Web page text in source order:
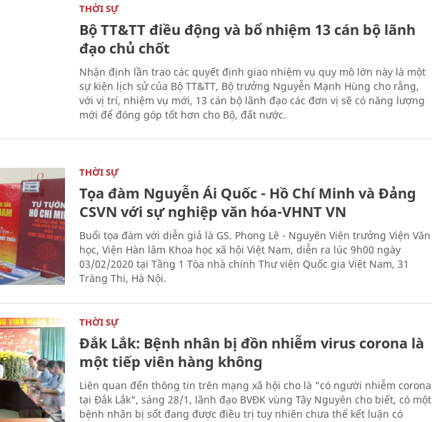
THỜI SỰ
Bộ TT&TT điều động và bổ nhiệm 13 cán bộ lãnh
đạo chủ chốt
Nhận định lần trao các quyết định giao nhiệm vụ quy mô lớn này là một
sự kiện lịch sử của Bộ TT&TT, Bộ trưởng Nguyễn Mạnh Hùng cho rằng,
với vị trí, nhiệm vụ mới, 13 cán bộ lãnh đạo các đơn vị sẽ có năng lượng
mới để đóng góp tốt hơn cho Bộ, đất nước.
THỜI SỰ
Tọa đàm Nguyễn Ái Quốc - Hồ Chí Minh và Đảng
CSVN với sự nghiệp văn hóa-VHNT VN
Buổi tọa đàm với diễn giả là GS. Phong Lê - Nguyên Viện trưởng Viện Văn
học, Viện Hàn lâm Khoa học xã hội Việt Nam, diễn ra lúc 9h00 ngày
03/02/2020 tại Tầng 1 Tòa nhà chính Thư viện Quốc gia Việt Nam, 31
Tràng Thi, Hà Nội.
THỜI SỰ
Đắk Lắk: Bệnh nhân bị đồn nhiễm virus corona là
một tiếp viên hàng không
Liên quan đến thông tin trên mạng xã hội cho là "có người nhiễm corona
tại Đắk Lắk", sáng 28/1, lãnh đạo BVĐK vùng Tây Nguyên cho biết, có một
bệnh nhân bị sốt đang được điều trị tuy nhiên chưa thể kết luận có